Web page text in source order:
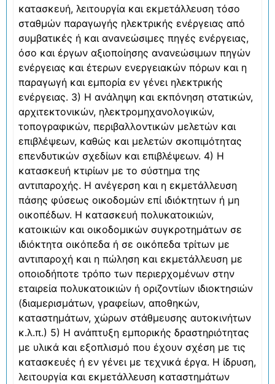
κατασκευή, λειτουργία και εκμετάλλευση τόσο
σταθμών παραγωγής ηλεκτρικής ενέργειας από
συμβατικές ή και ανανεώσιμες πηγές ενέργειας,
όσο και έργων αξιοποίησης ανανεώσιμων πηγών
ενέργειας και έτερων ενεργειακών πόρων και η
παραγωγή και εμπορία εν γένει ηλεκτρικής
ενέργειας. 3) Η ανάληψη και εκπόνηση στατικών,
αρχιτεκτονικών, ηλεκτρομηχανολογικών,
τοπογραφικών, περιβαλλοντικών μελετών και
επιβλέψεων, καθώς και μελετών σκοπιμότητας
επενδυτικών σχεδίων και επιβλέψεων. 4) Η
κατασκευή κτιρίων με το σύστημα της
αντιπαροχής. Η ανέγερση και η εκμετάλλευση
πάσης φύσεως οικοδομών επί ιδιόκτητων ή μη
οικοπέδων. Η κατασκευή πολυκατοικιών,
κατοικιών και οικοδομικών συγκροτημάτων σε
ιδιόκτητα οικόπεδα ή σε οικόπεδα τρίτων με
αντιπαροχή και η πώληση και εκμετάλλευση με
οποιοδήποτε τρόπο των περιερχομένων στην
εταιρεία πολυκατοικιών ή οριζοντίων ιδιοκτησιών
(διαμερισμάτων, γραφείων, αποθηκών,
καταστημάτων, χώρων στάθμευσης αυτοκινήτων
κ.λ.π.) 5) Η ανάπτυξη εμπορικής δραστηριότητας
με υλικά και εξοπλισμό που έχουν σχέση με τις
κατασκευές ή εν γένει με τεχνικά έργα. Η ίδρυση,
λειτουργία και εκμετάλλευση καταστημάτων